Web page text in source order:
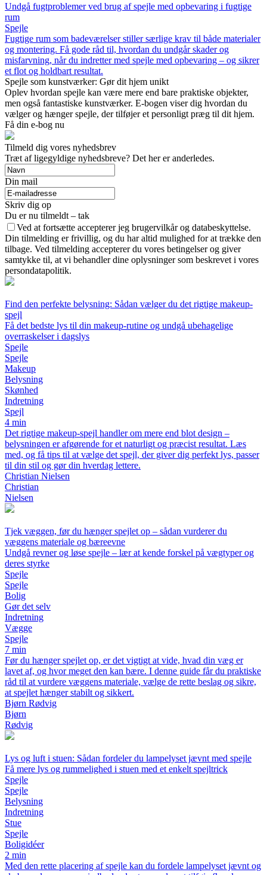
Undgå fugtproblemer ved brug af spejle med opbevaring i fugtige
rum
Spejle
Fugtige rum som badeværelser stiller særlige krav til både materialer
og montering. Få gode råd til, hvordan du undgår skader og
misfarvning, når du indretter med spejle med opbevaring – og sikrer
et flot og holdbart resultat.
Spejle som kunstværker: Gør dit hjem unikt
Oplev hvordan spejle kan være mere end bare praktiske objekter,
men også fantastiske kunstværker. E-bogen viser dig hvordan du
vælger og hænger spejle, der tilføjer et personligt præg til dit hjem.
Få din e-bog nu
Tilmeld dig vores nyhedsbrev
Træt af ligegyldige nyhedsbreve? Det her er anderledes.
Din mail
Skriv dig op
Du er nu tilmeldt – tak
Ved at fortsætte accepterer jeg brugervilkår og databeskyttelse.
Din tilmelding er frivillig, og du har altid mulighed for at trække den
tilbage. Ved tilmelding accepterer du vores betingelser og giver
samtykke til, at vi behandler dine oplysninger som beskrevet i vores
persondatapolitik.
Find den perfekte belysning: Sådan vælger du det rigtige makeup-
spejl
Få det bedste lys til din makeup-rutine og undgå ubehagelige
overraskelser i dagslys
Spejle
Spejle
Makeup
Belysning
Skønhed
Indretning
Spejl
4 min
Det rigtige makeup-spejl handler om mere end blot design –
belysningen er afgørende for et naturligt og præcist resultat. Læs
med, og få tips til at vælge det spejl, der giver dig perfekt lys, passer
til din stil og gør din hverdag lettere.
Christian Nielsen
Christian
Nielsen
Tjek væggen, før du hænger spejlet op – sådan vurderer du
væggens materiale og bæreevne
Undgå revner og løse spejle – lær at kende forskel på vægtyper og
deres styrke
Spejle
Spejle
Bolig
Gør det selv
Indretning
Vægge
Spejle
7 min
Før du hænger spejlet op, er det vigtigt at vide, hvad din væg er
lavet af, og hvor meget den kan bære. I denne guide får du praktiske
råd til at vurdere væggens materiale, vælge de rette beslag og sikre,
at spejlet hænger stabilt og sikkert.
Bjørn Rødvig
Bjørn
Rødvig
Lys og luft i stuen: Sådan fordeler du lampelyset jævnt med spejle
Få mere lys og rummelighed i stuen med et enkelt spejltrick
Spejle
Spejle
Belysning
Indretning
Stue
Spejle
Boligidéer
2 min
Med den rette placering af spejle kan du fordele lampelyset jævnt og